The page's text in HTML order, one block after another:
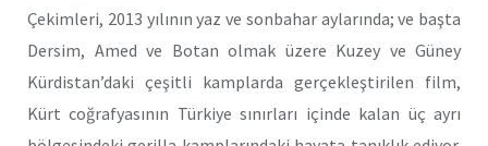
Çekimleri, 2013 yılının yaz ve sonbahar aylarında; ve başta
Dersim, Amed ve Botan olmak üzere Kuzey ve Güney
Kürdistan’daki çeşitli kamplarda gerçekleştirilen film,
Kürt coğrafyasının Türkiye sınırları içinde kalan üç ayrı